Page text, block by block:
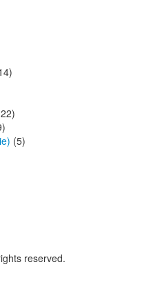
(5)
reserved.